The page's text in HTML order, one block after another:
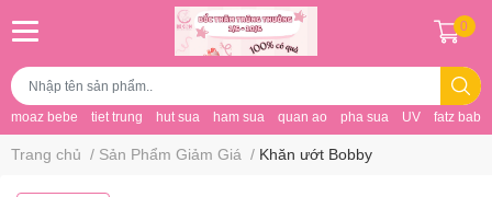
moaz bebe tiet trung hut sua ham sua quan ao pha sua UV fatz baby
0
Trang chủ / Sản Phẩm Giảm Giá / Khăn ướt Bobby